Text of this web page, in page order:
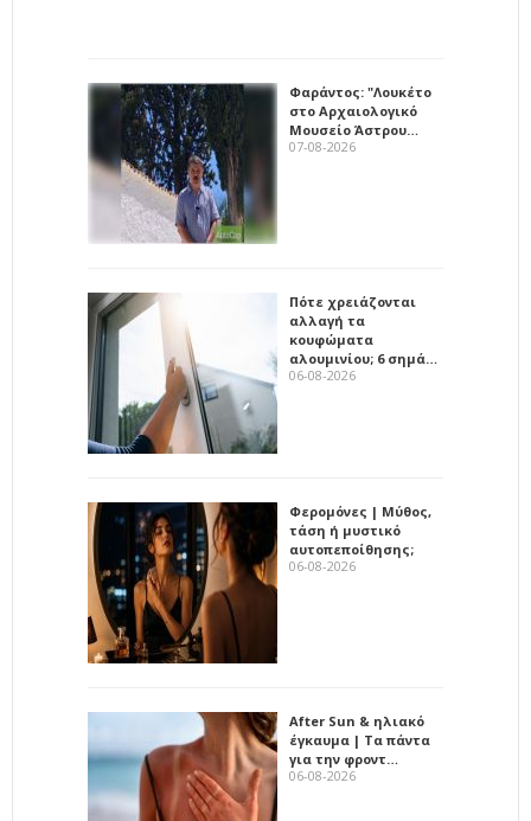
Φαράντος: "Λουκέτο
στο Αρχαιολογικό
Μουσείο Άστρου…
07-08-2026
Πότε χρειάζονται
αλλαγή τα
κουφώματα
αλουμινίου; 6 σημά…
06-08-2026
Φερομόνες | Μύθος,
τάση ή μυστικό
αυτοπεποίθησης;
06-08-2026
After Sun & ηλιακό
έγκαυμα | Τα πάντα
για την φροντ…
06-08-2026